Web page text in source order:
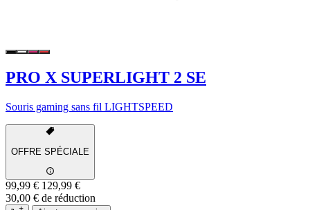
PRO X SUPERLIGHT 2 SE
Souris gaming sans fil LIGHTSPEED
OFFRE SPÉCIALE
99,99 € 129,99 €
30,00 € de réduction